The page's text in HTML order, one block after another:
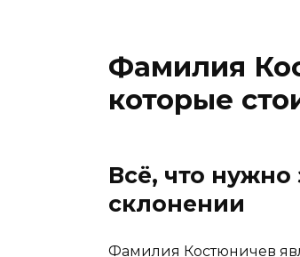
Фамилия
которые
Всё, что
склонении
Фамилия Костюничев